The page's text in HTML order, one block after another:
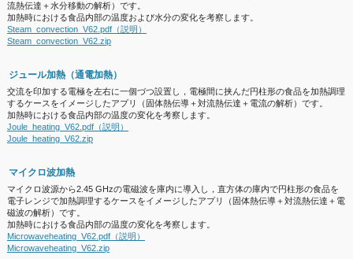
流熱伝達＋水分移動の解析）です。
加熱時における食品内部の温度および水分の変化を考察します。
Steam_convection_V62.pdf（説明）
Steam_convection_V62.zip
ジュール加熱（通電加熱）
交流を印加する電極を左右に一個づつ設置し，電極間に挟んだ円柱形の食品を加熱調理
するケースをイメージしたアプリ（固体熱伝導＋対流熱伝達＋電流の解析）です。
加熱時における食品内部の温度の変化を考察します。
Joule_heating_V62.pdf（説明）
Joule_heating_V62.zip
マイクロ波加熱
マイクロ波源から2.45 GHzの電磁波を庫内に導入し，直方体の庫内で円柱形の食品を
電子レンジで加熱調理するケースをイメージしたアプリ（固体熱伝導＋対流熱伝達＋電
磁波の解析）です。
加熱時における食品内部の温度の変化を考察します。
Microwaveheating_V62.pdf（説明）
Microwaveheating_V62.zip